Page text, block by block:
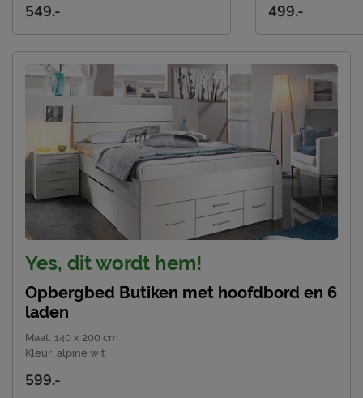
549.- 499.-
Yes, dit wordt hem!
Opbergbed Butiken met hoofdbord en 6
laden
Maat: 140 x 200 cm
Kleur: alpine wit
599.-